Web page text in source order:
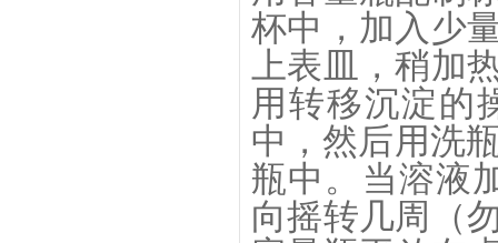
杯中，加入少
上表皿，稍加
用转移沉淀的
中，然后用洗
瓶中。当溶液
向摇转几周（